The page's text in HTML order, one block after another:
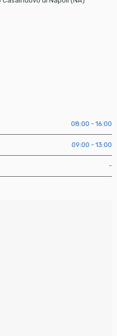
08:00 - 16:00
09:00 - 13:00
-